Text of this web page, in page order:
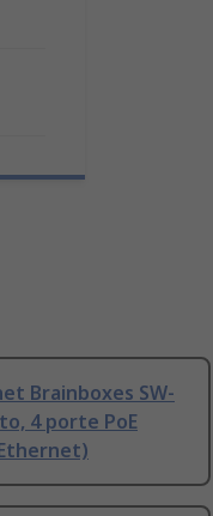
Brainboxes SW-
4 porte PoE